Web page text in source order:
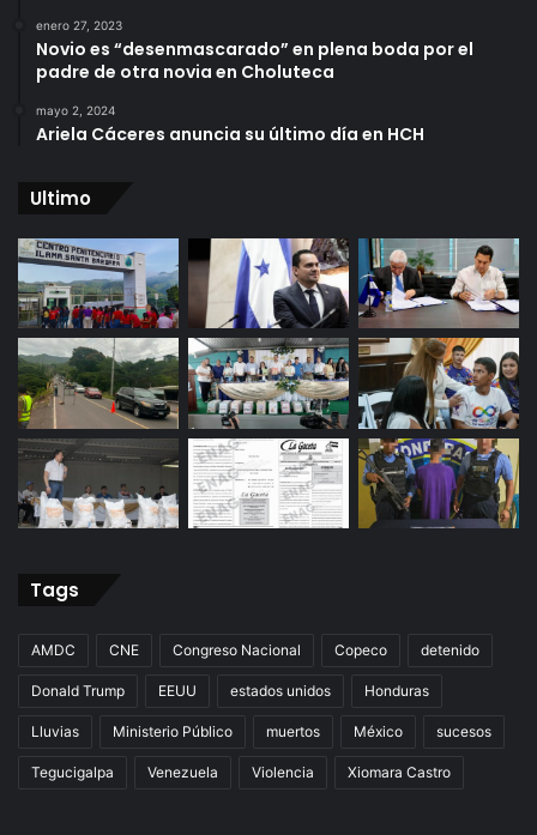
enero 27, 2023
Novio es “desenmascarado” en plena boda por el
padre de otra novia en Choluteca
mayo 2, 2024
Ariela Cáceres anuncia su último día en HCH
Ultimo
Tags
AMDC CNE Congreso Nacional Copeco detenido
Donald Trump EEUU estados unidos Honduras
Lluvias Ministerio Público muertos México sucesos
Tegucigalpa Venezuela Violencia Xiomara Castro